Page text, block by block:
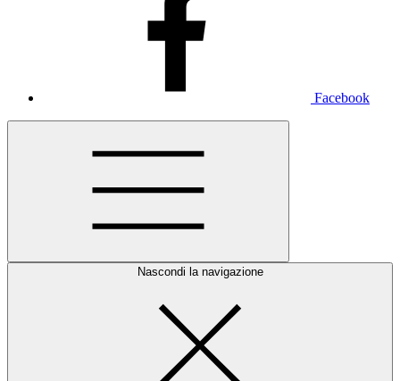
Facebook
Nascondi la navigazione